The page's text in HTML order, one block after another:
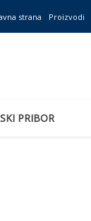
strana Proizvodi
PRIBOR